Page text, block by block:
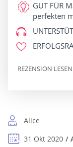
GUT FÜR
perfekten
REZENSION LESEN
Alice
31 Okt 2020